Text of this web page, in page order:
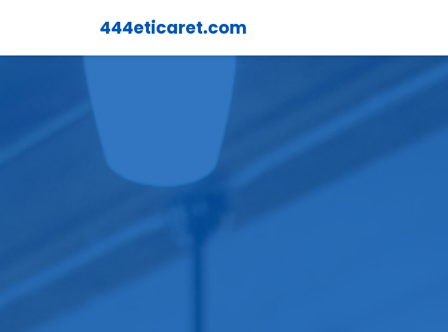
444eticaret.com